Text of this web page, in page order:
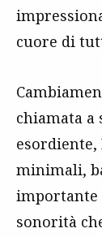
cuore di
chiamata
esordiente,
minimali,
sonorità